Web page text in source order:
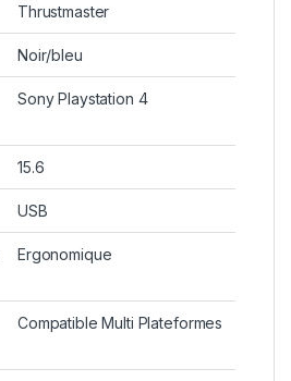
‎Thrustmaster
‎Noir/bleu
‎Sony Playstation 4
‎15.6
‎USB
‎Ergonomique
‎Compatible Multi Plateformes